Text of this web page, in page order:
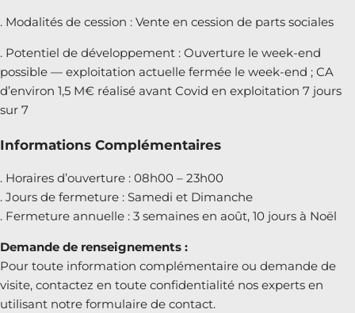
. Modalités de cession : Vente en cession de parts sociales
. Potentiel de développement : Ouverture le week-end
possible — exploitation actuelle fermée le week-end ; CA
d’environ 1,5 M€ réalisé avant Covid en exploitation 7 jours
sur 7
Informations Complémentaires
. Horaires d’ouverture : 08h00 – 23h00
. Jours de fermeture : Samedi et Dimanche
. Fermeture annuelle : 3 semaines en août, 10 jours à Noël
Demande de renseignements :
Pour toute information complémentaire ou demande de
visite, contactez en toute confidentialité nos experts en
utilisant notre formulaire de contact.